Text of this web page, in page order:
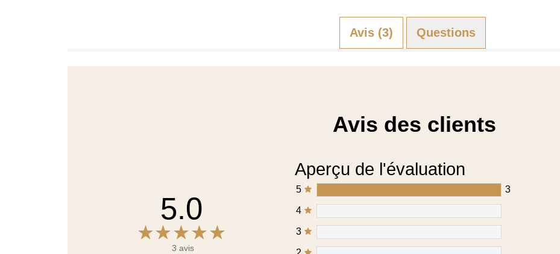
Avis (3) Questions (0)
Avis des clients
5.0
3 avis
Aperçu de l'évaluation
5 3
4
3